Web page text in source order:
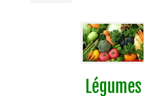
Légumes